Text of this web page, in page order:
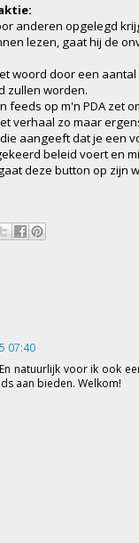
anderen opgelegd
lezen, gaat hij de
woord door een
zullen worden.
feeds op m'n PDA zet
verhaal zo maar
aangeeft dat je een
beleid voert en
deze button op zijn
07:40
natuurlijk voor ik ook
aan bieden. Welkom!